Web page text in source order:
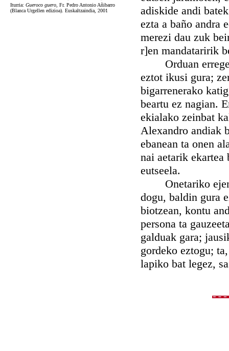
Iturria: Gueroco guero, Fr. Pedro Antonio Añibarro
(Blanca Urgellen edizioa). Euskaltzaindia, 2001
adiskide andi
ezta a baño andra
merezi dau zuk
r]en mandataririk
Orduan
eztot ikusi gura;
bigarrenerako
beartu ez nagian.
ekialako zeinbat
Alexandro andiak
ebanean ta onen
nai aetarik ekartea
eutseela.
Onetariko
dogu, baldin gura
biotzean, kontu
persona ta
galduak gara;
gordeko eztogu;
lapiko bat legez,